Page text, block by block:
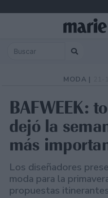
MODA |
BAFWEEK:
dejó la
más
Los diseñadores
moda para la
propuestas